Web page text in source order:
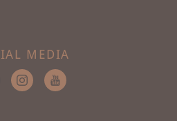
MEDIA